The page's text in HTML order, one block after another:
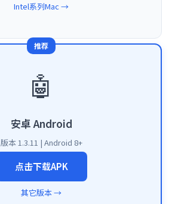
Intel系列Mac →
🤖
安卓 Android
版本 1.3.11 | Android 8+
点击下载APK
其它版本 →